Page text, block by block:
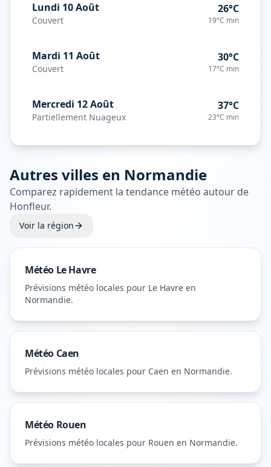
Lundi 10 Août
Couvert
26°C
19°C min
Mardi 11 Août
Couvert
30°C
17°C min
Mercredi 12 Août
Partiellement Nuageux
37°C
23°C min
Autres villes en Normandie
Comparez rapidement la tendance météo autour de
Honfleur.
Voir la région
Météo Le Havre
Prévisions météo locales pour Le Havre en
Normandie.
Météo Caen
Prévisions météo locales pour Caen en Normandie.
Météo Rouen
Prévisions météo locales pour Rouen en Normandie.